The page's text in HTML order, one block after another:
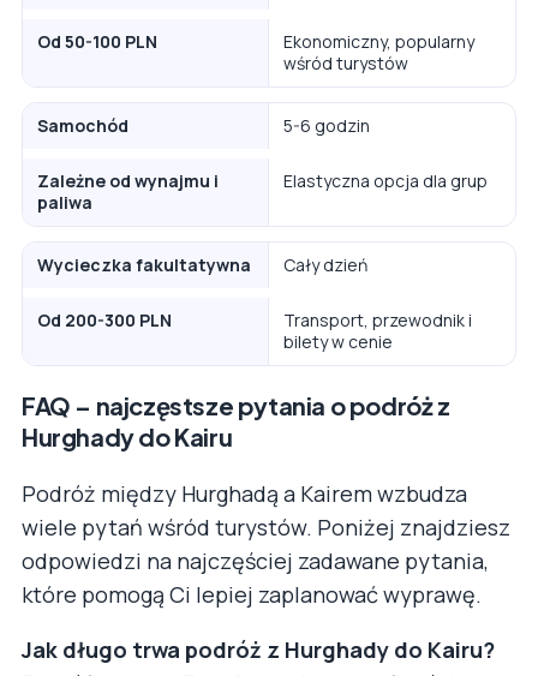
Od 50-100 PLN
Ekonomiczny, popularny
wśród turystów
Samochód 5-6 godzin
Zależne od wynajmu i
paliwa
Elastyczna opcja dla grup
Wycieczka fakultatywna Cały dzień
Od 200-300 PLN
Transport, przewodnik i
bilety w cenie
FAQ – najczęstsze pytania o podróż z
Hurghady do Kairu
Podróż między Hurghadą a Kairem wzbudza
wiele pytań wśród turystów. Poniżej znajdziesz
odpowiedzi na najczęściej zadawane pytania,
które pomogą Ci lepiej zaplanować wyprawę.
Jak długo trwa podróż z Hurghady do Kairu?